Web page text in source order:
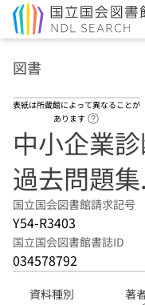
図書
表紙は所蔵館によって異なることが
あります
中小企業
過去問題
国立国会図書館請求記号
Y54-R3403
国立国会図書館書誌ID
034578792
資料種別 著